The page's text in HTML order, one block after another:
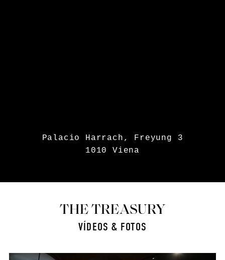
Palacio Harrach, Freyung 3
1010 Viena
THE TREASURY
VÍDEOS & FOTOS